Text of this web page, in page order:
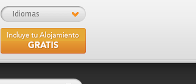
Idiomas